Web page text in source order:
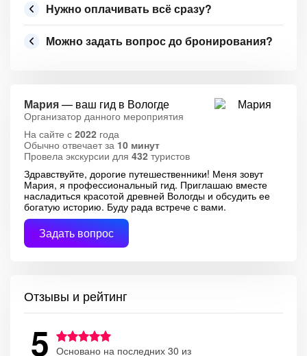
Нужно оплачивать всё сразу?
Можно задать вопрос до бронирования?
Мария— ваш гид в Вологде
Организатор данного мероприятия
На сайте с 2022 года
Обычно отвечает за 10 минут
Провела экскурсии для 432 туристов
Здравствуйте, дорогие путешественники! Меня зовут
Мария, я профессиональный гид. Приглашаю вместе
насладиться красотой древней Вологды и обсудить ее
богатую историю. Буду рада встрече с вами.
Задать вопрос
Отзывы и рейтинг
5 Основано на последних 30 из